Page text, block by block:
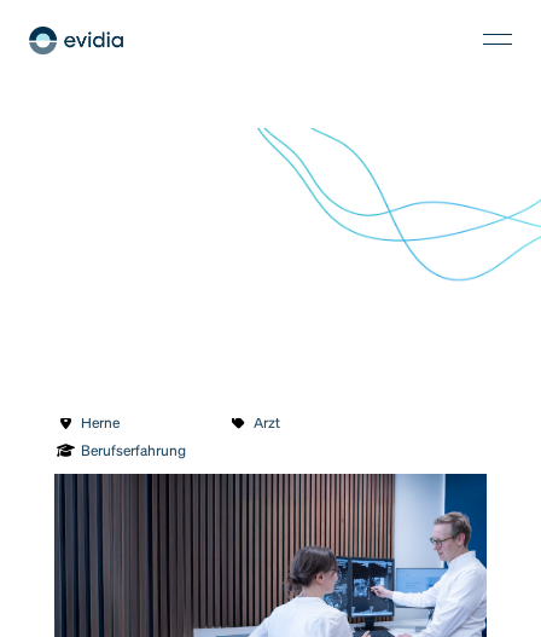
Herne
Berufserfahrung
Arzt